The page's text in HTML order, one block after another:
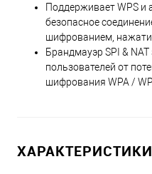
Поддерживает WPS и
безопасное
шифрованием,
Брандмауэр SPI &
пользователей от
шифрования WPA /